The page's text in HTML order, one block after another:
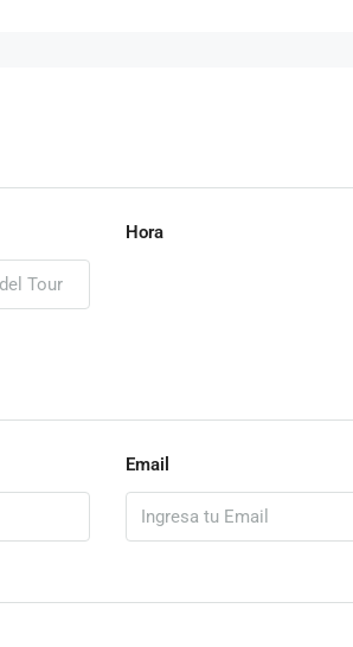
Hora
Email